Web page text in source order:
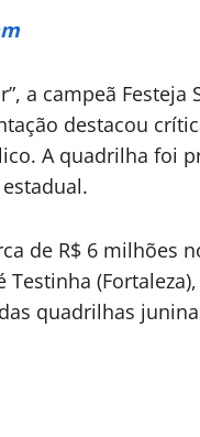
a campeã
destacou
A quadrilha foi
de R$ 6 milhões
quadrilhas